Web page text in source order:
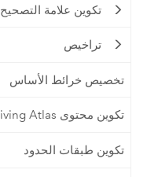
تكوين علامة التصحيح
تراخيص
تخصيص خرائط الأساس
تكوين محتوى ArcGIS Living Atlas
تكوين طبقات الحدود